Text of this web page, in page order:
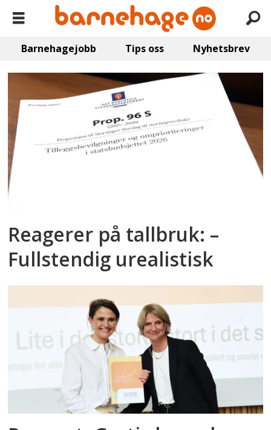
Barnehagejobb Tips oss Nyhetsbrev
Emne:
økonomi
Reagerer på tallbruk: –
Fullstendig urealistisk